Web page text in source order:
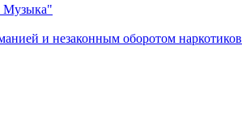
Музыка"
и незаконным оборотом наркотиков